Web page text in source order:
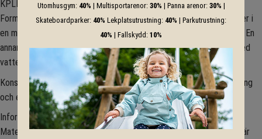
KPLN erbjuder två olika underlag till multibanor.
Formgjutet gummi kan levereras i många attraktiva grundfärger eller i
en mix av färger. Gummibeläggning ger bra bollspel, med bra studs. En
annan fördel med gjuten gummibeläggning är att den kan spolas med
vatten på vintern och användas som ishockey spel.
Konstgräs, standard eller EKO återvunnet är också en idealisk lösning
och ett mycket populärt val.
Information:
Material: Varmgalvaniserat stål och gummi Tillverkning: Multibanan är
Utomhusgym: 40% | Multisportarenor: 30% | Panna arenor: 30% |
Skateboardparker: 40% Lekplatsutrustning: 40% | Parkutrustning:
40% | Fallskydd: 10%